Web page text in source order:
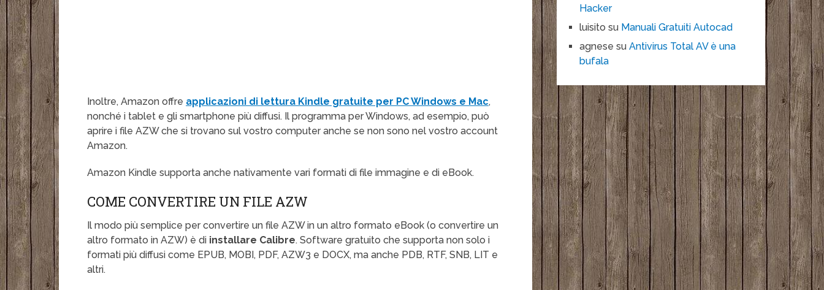
Inoltre, Amazon offre applicazioni di lettura Kindle gratuite per PC Windows e Mac,
nonché i tablet e gli smartphone più diffusi. Il programma per Windows, ad esempio, può
aprire i file AZW che si trovano sul vostro computer anche se non sono nel vostro account
Amazon.
Amazon Kindle supporta anche nativamente vari formati di file immagine e di eBook.
COME CONVERTIRE UN FILE AZW
Il modo più semplice per convertire un file AZW in un altro formato eBook (o convertire un
altro formato in AZW) è di installare Calibre. Software gratuito che supporta non solo i
formati più diffusi come EPUB, MOBI, PDF, AZW3 e DOCX, ma anche PDB, RTF, SNB, LIT e
altri.
Hacker
luisito su Manuali Gratuiti Autocad
agnese suAntivirus Total AV è una
bufala